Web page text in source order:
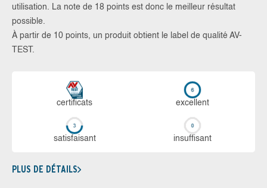
utilisation. La note de 18 points est donc le meilleur résultat
possible.
À partir de 10 points, un produit obtient le label de qualité AV-
TEST.
certi­ficats ex­cellent
sa­tis­fai­sant in­suf­fi­sant
PLUS DE DÉTAILS